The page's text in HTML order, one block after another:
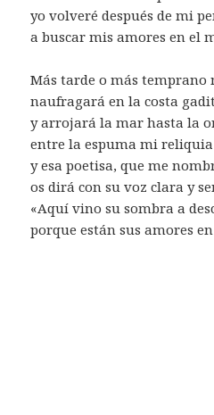
yo volveré después de mi
a buscar mis amores en el
Más tarde o más
naufragará en la costa
y arrojará la mar hasta la
entre la espuma mi
y esa poetisa, que me
os dirá con su voz clara y
«Aquí vino su sombra a
porque están sus amores